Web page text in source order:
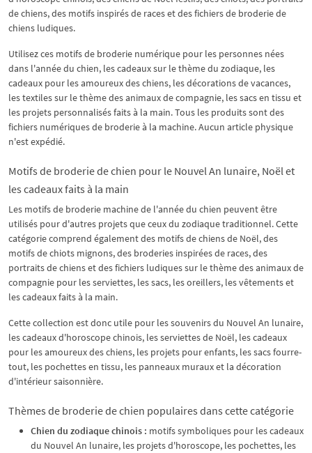
de chiens, des motifs inspirés de races et des fichiers de broderie de
chiens ludiques.
Utilisez ces motifs de broderie numérique pour les personnes nées
dans l'année du chien, les cadeaux sur le thème du zodiaque, les
cadeaux pour les amoureux des chiens, les décorations de vacances,
les textiles sur le thème des animaux de compagnie, les sacs en tissu et
les projets personnalisés faits à la main. Tous les produits sont des
fichiers numériques de broderie à la machine. Aucun article physique
n'est expédié.
Motifs de broderie de chien pour le Nouvel An lunaire, Noël et
les cadeaux faits à la main
Les motifs de broderie machine de l'année du chien peuvent être
utilisés pour d'autres projets que ceux du zodiaque traditionnel. Cette
catégorie comprend également des motifs de chiens de Noël, des
motifs de chiots mignons, des broderies inspirées de races, des
portraits de chiens et des fichiers ludiques sur le thème des animaux de
compagnie pour les serviettes, les sacs, les oreillers, les vêtements et
les cadeaux faits à la main.
Cette collection est donc utile pour les souvenirs du Nouvel An lunaire,
les cadeaux d'horoscope chinois, les serviettes de Noël, les cadeaux
pour les amoureux des chiens, les projets pour enfants, les sacs fourre-
tout, les pochettes en tissu, les panneaux muraux et la décoration
d'intérieur saisonnière.
Thèmes de broderie de chien populaires dans cette catégorie
Chien du zodiaque chinois : motifs symboliques pour les cadeaux
du Nouvel An lunaire, les projets d'horoscope, les pochettes, les